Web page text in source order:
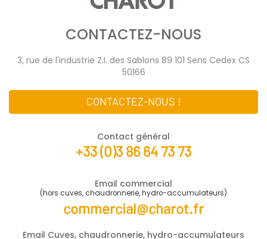
CONTACTEZ-NOUS
3, rue de l'industrie Z.I. des Sablons 89 101 Sens Cedex CS
50166
CONTACTEZ-NOUS !
Contact général
+33 (0)3 86 64 73 73
Email commercial
(hors cuves, chaudronnerie, hydro-accumulateurs)
commercial@charot.fr
Email Cuves, chaudronnerie, hydro-accumulateurs